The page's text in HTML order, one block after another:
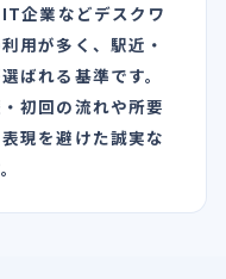
企業などデスクワ
用が多く、駅近・
ばれる基準です。
初回の流れや所要
現を避けた誠実な